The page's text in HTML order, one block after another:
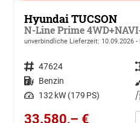
Hyundai TUCSON
unverbindliche Lieferzeit: 10.09.2026
Fahrzeugnr. 47624
Kraftstoff Benzin
Leistung 132 kW (179 PS)
33.580,– €